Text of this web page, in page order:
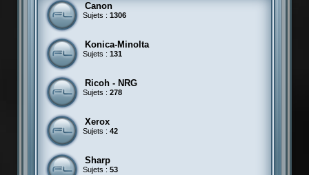
Canon
Sujets : 1306
Konica-Minolta
Sujets : 131
Ricoh - NRG
Sujets : 278
Xerox
Sujets : 42
Sharp
Sujets : 53